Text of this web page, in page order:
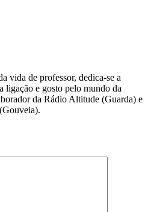
vida de professor, dedica-se a
ligação e gosto pelo mundo da
da Rádio Altitude (Guarda) e